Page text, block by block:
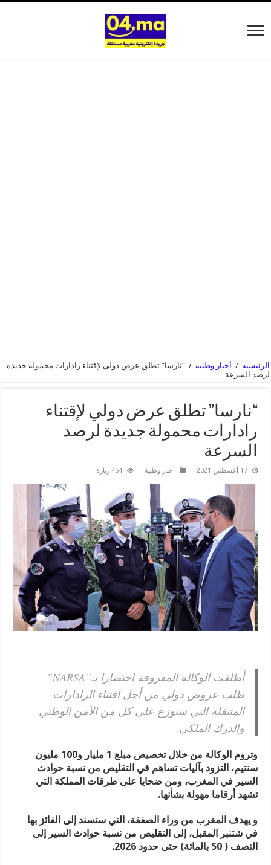
الرئيسية / أخبار وطنية / “نارسا” تطلق عرض دولي لإقتناء رادارات محمولة جديدة
لرصد السرعة
“نارسا” تطلق عرض دولي لإقتناء
رادارات محمولة جديدة لرصد
السرعة
17 أغسطس 2021 أخبار وطنية 454 زيارة
أطلقت الوكالة المعروفة اختصارا بـ”NARSA”
طلب عروض دولي من أجل اقتناء الرادارات
المتنقلة التي ستوزع على كل من الأمن الوطني
والدرك الملكي.
وتروم الوكالة من خلال تخصيص مبلغ 1 مليار و100 مليون
سنتيم، التزود بآليات تساهم في التقليص من نسبة حوادث
السير في المغرب، ومن ضحايا على طرقات المملكة التي
تشهد أرقاما مهولة بشأنها.
و يهدف المغرب من وراء الصفقة، التي ستسند إلى الفائز بها
في شتنبر المقبل، إلى التقليص من نسبة حوادث السير إلى
النصف ( 50 بالمائة) حتى حدود 2026.